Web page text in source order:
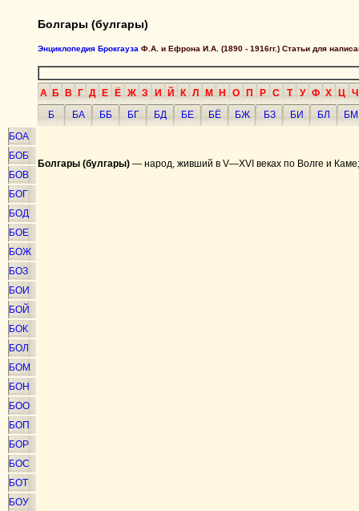
Болгары (булгары)
Энциклопедия Брокгауза Ф.А. и Ефрона И.А. (1890 - 1916гг.) Статьи для
А Б В Г Д Е Ё Ж З И Й К Л М Н О П Р С Т У Ф Х Ц Ч
Б
БА ББ БГ БД БЕ БЁ БЖ БЗ БИ БЛ
БМ
БОА
БОБ
БОВ
БОГ
БОД
БОЕ
БОЖ
БОЗ
БОИ
БОЙ
БОК
БОЛ
БОМ
БОН
БОО
БОП
БОР
БОС
БОТ
БОУ
Болгары (булгары) — народ, живший в V—XVI веках по Волге и